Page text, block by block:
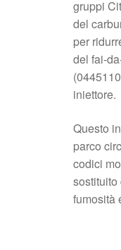
gruppi
del
per
del fai-
iniettore.
Questo
parco
codici
sostituito
fumosità